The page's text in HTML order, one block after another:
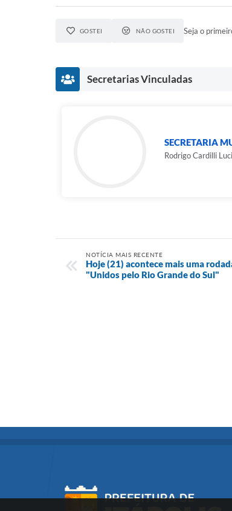
GOSTEI NÃO GOSTEI Seja o
Secretarias Vinculadas
SECRETARIA
Rodrigo Cardilli
NOTÍCIA MAIS RECENTE
Hoje (21) acontece mais uma
"Unidos pelo Rio Grande do Sul"